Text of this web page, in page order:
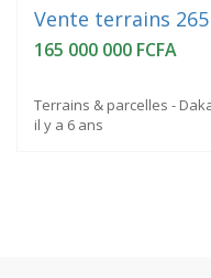
Vente terrains
165 000 000 FCFA
Terrains & parcelles -
il y a 6 ans